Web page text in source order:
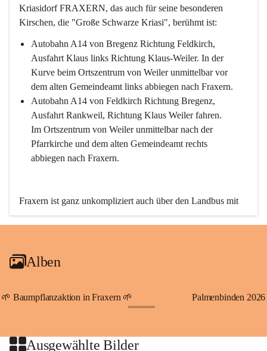
Kriasidorf FRAXERN, das auch für seine besonderen
Kirschen, die "Große Schwarze Kriasi", berühmt ist:
Autobahn A14 von Bregenz Richtung Feldkirch,
Ausfahrt Klaus links Richtung Klaus-Weiler. In der
Kurve beim Ortszentrum von Weiler unmittelbar vor
dem alten Gemeindeamt links abbiegen nach Fraxern.
Autobahn A14 von Feldkirch Richtung Bregenz,
Ausfahrt Rankweil, Richtung Klaus Weiler fahren.
Im Ortszentrum von Weiler unmittelbar nach der
Pfarrkirche und dem alten Gemeindeamt rechts
abbiegen nach Fraxern.
Fraxern ist ganz unkompliziert auch über den Landbus mit
den öffentlichen Verkehrsmitteln zu erreichen. Die Linie
An Samstagen, Sonn- und Feiertagen können Sie bequem
persönlichen Linienbus zur gewünschten Zeit zu Ihrer
Haltestelle bestellen. Sowohl von Weiler kommend nach
beide Fahrten Weiler-Fraxern-Weiler.
Alben
🌱 Baumpflanzaktion in Fraxern 🌱 Palmenbinden 2026
Ausgewählte Bilder